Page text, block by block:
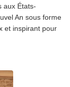
aux États-
An sous forme
et inspirant pour